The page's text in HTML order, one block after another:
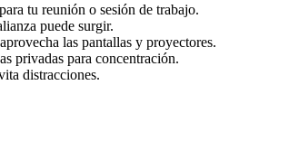
tu reunión o sesión de trabajo.
puede surgir.
las pantallas y proyectores.
privadas para concentración.
distracciones.